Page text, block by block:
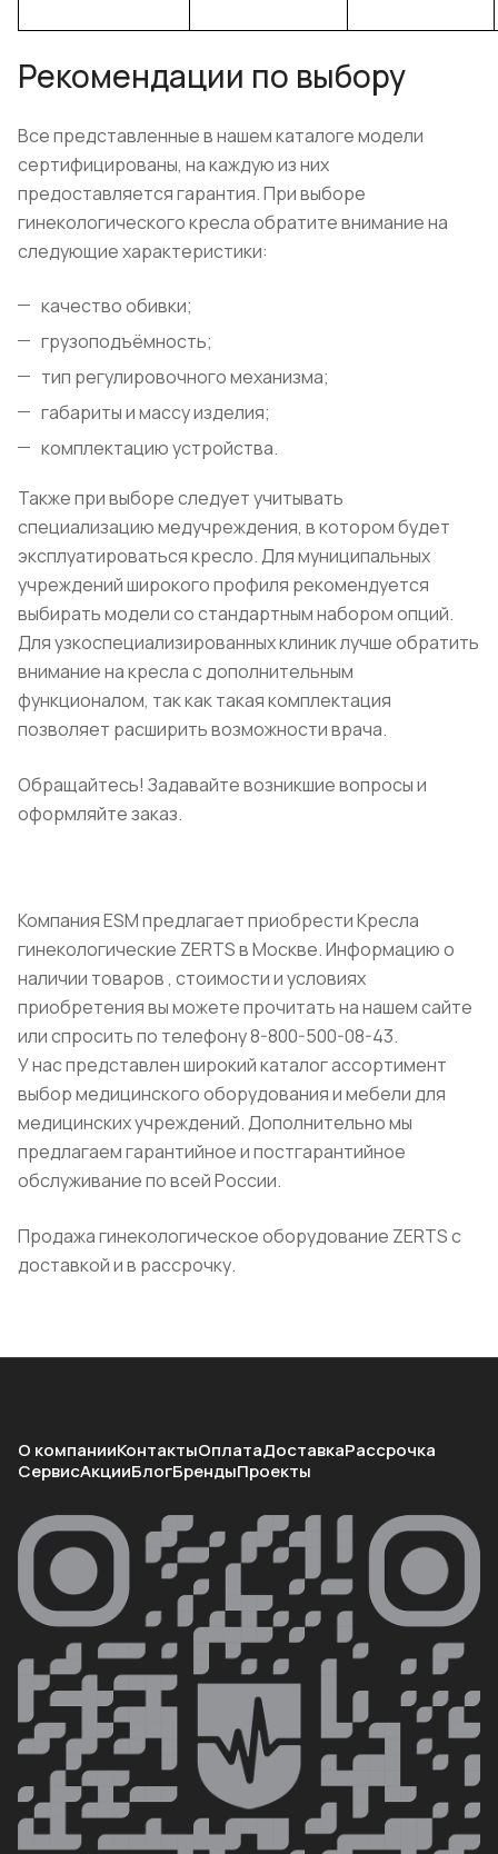
Рекомендации по выбору
Все представленные в нашем каталоге модели
сертифицированы, на каждую из них
предоставляется гарантия. При выборе
гинекологического кресла обратите внимание на
следующие характеристики:
качество обивки;
грузоподъёмность;
тип регулировочного механизма;
габариты и массу изделия;
комплектацию устройства.
Также при выборе следует учитывать
специализацию медучреждения, в котором будет
эксплуатироваться кресло. Для муниципальных
учреждений широкого профиля рекомендуется
выбирать модели со стандартным набором опций.
Для узкоспециализированных клиник лучше обратить
внимание на кресла с дополнительным
функционалом, так как такая комплектация
позволяет расширить возможности врача.
Обращайтесь! Задавайте возникшие вопросы и
оформляйте заказ.
Компания ESM предлагает приобрести Кресла
гинекологические ZERTS в Москве. Информацию о
наличии товаров , стоимости и условиях
приобретения вы можете прочитать на нашем сайте
или спросить по телефону 8-800-500-08-43.
У нас представлен широкий каталог ассортимент
выбор медицинского оборудования и мебели для
медицинских учреждений. Дополнительно мы
предлагаем гарантийное и постгарантийное
обслуживание по всей России.
Продажа гинекологическое оборудование ZERTS с
доставкой и в рассрочку.
О компанииКонтактыОплатаДоставкаРассрочка
СервисАкцииБлогБрендыПроекты